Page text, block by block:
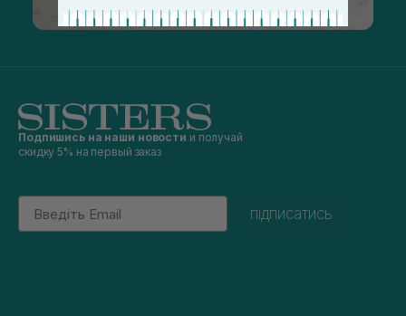
Подпишись на наши новости и получай
скидку 5% на первый заказ
Email
підписатись